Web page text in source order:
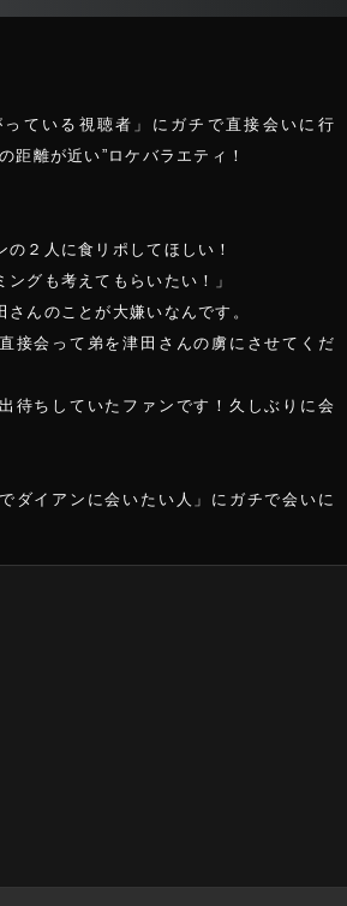
っている視聴者」にガチで直接会いに行
距離が近い”ロケバラエティ！
の２人に食リポしてほしい！
グも考えてもらいたい！」
さんのことが大嫌いなんです。
会って弟を津田さんの虜にさせてくだ
待ちしていたファンです！久しぶりに会
ダイアンに会いたい人」にガチで会いに